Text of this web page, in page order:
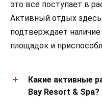
это все поступает в
Активный отдых
подтверждает
площадок и
Какие активные
Bay Resort & Spa?